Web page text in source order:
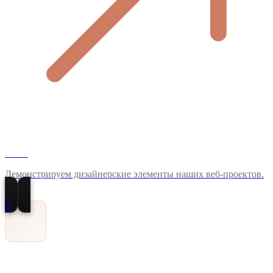
Демонстрируем дизайнерские элементы наших веб-проектов.
T